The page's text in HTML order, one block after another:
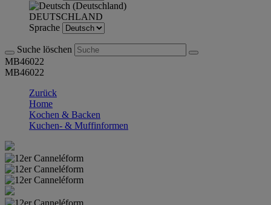
DEUTSCHLAND
Sprache
Suche löschen
MB46022
MB46022
Zurück
Home
Kochen & Backen
Kuchen- & Muffinformen